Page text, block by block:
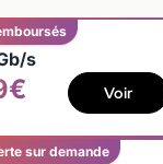
s
Voir
sur demande